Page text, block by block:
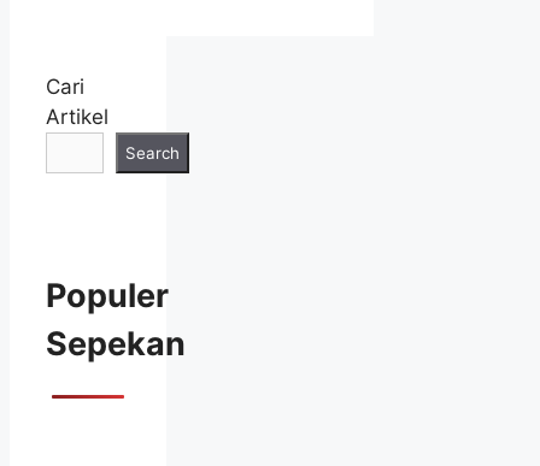
Cari
Artikel
Search
Populer
Sepekan